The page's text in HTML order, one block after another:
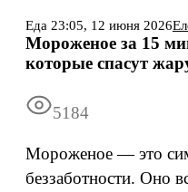
Информация Подписка
Еда 23:05, 12 июня 2026
Мороженое за 15
которые спасут
5184
Мороженое — это
беззаботности. Оно